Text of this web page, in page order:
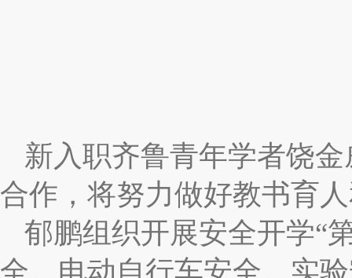
新入职齐鲁青年学者饶
合作，将努力做好教书育
郁鹏组织开展安全开学“
全、电动自行车安全、实